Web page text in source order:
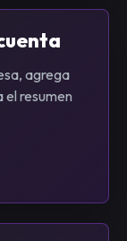
agrega
el resumen